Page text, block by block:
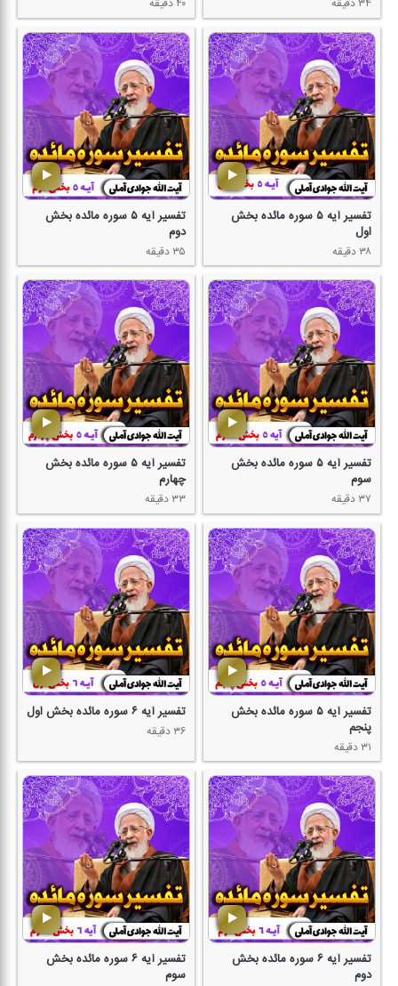
۳۴ دقیقه ۴۰ دقیقه
تفسیر آیه ۵ سوره مائده بخش
اول
۳۸ دقیقه
تفسیر آیه ۵ سوره مائده بخش
دوم
۳۵ دقیقه
تفسیر آیه ۵ سوره مائده بخش
سوم
۳۷ دقیقه
تفسیر آیه ۵ سوره مائده بخش
چهارم
۳۳ دقیقه
تفسیر آیه ۵ سوره مائده بخش
پنجم
۳۱ دقیقه
تفسیر آیه ۶ سوره مائده بخش اول
۳۶ دقیقه
تفسیر آیه ۶ سوره مائده بخش
دوم
تفسیر آیه ۶ سوره مائده بخش
سوم